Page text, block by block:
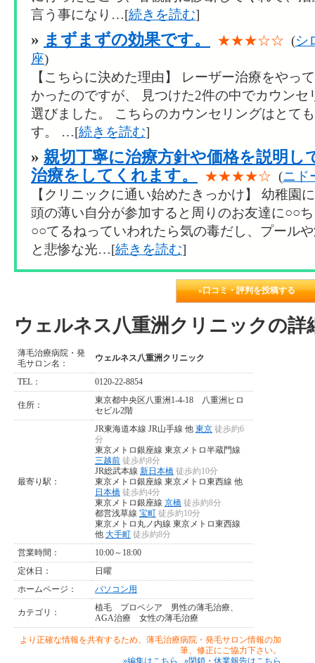
言う事になり…[続きを読む]
» まずまずの効果です。 ★★★☆☆ (シ
座)
【こちらに決めた理由】 レーザー治療をやっ
かったのですが、 見つけた2件の中でカウンセ
選びました。 こちらのカウンセリングはとて
す。 …[続きを読む]
» 親切丁寧に治療方針や価格を説明し
治療をしてくれます。
★★★★☆ (ニド
【クリニックに通い始めたきっかけ】 幼稚園
頭の薄い自分が参加すると周りのお友達に○○
○○てるねっていわれたら気の毒だし、プール
と悲惨な光…[続きを読む]
»口コミ・評判を投稿する
ウェルネス八重洲クリニックの詳
薄毛治療病院・発
毛サロン名：
ウェルネス八重洲クリニック
TEL： 0120-22-8854
住所：
東京都中央区八重洲1-4-18 八重洲ヒロ
セビル2階
最寄り駅：
JR東海道本線 JR山手線 他 東京 徒歩約6
分
東京メトロ銀座線 東京メトロ半蔵門線
三越前 徒歩約8分
JR総武本線 新日本橋 徒歩約10分
東京メトロ銀座線 東京メトロ東西線 他
日本橋 徒歩約4分
東京メトロ銀座線 京橋 徒歩約8分
都営浅草線 宝町 徒歩約10分
東京メトロ丸ノ内線 東京メトロ東西線
他 大手町 徒歩約8分
営業時間：
10:00～18:00
定休日：
日曜
ホームページ：
パソコン用
カテゴリ： 植毛 プロペシア
男性の薄毛治療、
AGA治療
女性の薄毛治療
より正確な情報を共有するため、薄毛治療病院・発毛サロン情報の加
筆、修正にご協力下さい。
»編集はこちら
»閉鎖・休業報告はこちら